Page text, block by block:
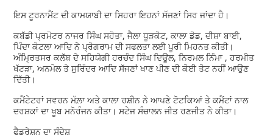
ਇਸ ਟੂਰਨਾਮੈਂਟ ਦੀ ਕਾਮਯਾਬੀ ਦਾ ਸਿਹਰਾ ਇਹਨਾਂ ਸੱਜਣਾਂ ਸਿਰ ਜਾਂਦਾ ਹੈ।
ਕਬੱਡੀ ਪ੍ਰਮੋਟਰ ਨਾਜਰ ਸਿੰਘ ਸਹੋਤਾ, ਜੈਲਾ ਧੂੜਕੋਟ, ਕਾਲਾ ਡੋਡ, ਦੀਸ਼ਾ ਬਾਈ,
ਪਿੰਦਾ ਕੋਟਲਾ ਆਦਿ ਨੇ ਪ੍ਰੋਗਰਾਮ ਦੀ ਸਫਲਤਾ ਲਈ ਪੂਰੀ ਮਿਹਨਤ ਕੀਤੀ।
ਅੰਮ੍ਰਿਤਸਰ ਕਲੱਬ ਦੇ ਸਹਿਯੋਗੀ ਹਰਚੰਦ ਸਿੰਘ ਦਿਊਲ, ਨਿਰਮਲ ਨਿੰਮਾ , ਹਰਮੀਤ
ਖੱਟੜਾ, ਅਨਮੋਲ ਤੇ ਸੁਰਿੰਦਰ ਆਦਿ ਸੱਜਣਾਂ ਖਾਣ ਪੀਣ ਦੀ ਕੋਈ ਤੋਟ ਨਹੀਂ ਆਉਣ
ਦਿੱਤੀ।
ਕਮੈਂਟੇਟਰਾਂ ਸਵਰਨ ਮੱਲ਼ਾ ਅਤੇ ਕਾਲਾ ਰਸ਼ੀਨ ਨੇ ਆਪਣੇ ਟੋਟਕਿਆਂ ਤੇ ਕਮੈਂਟਾਂ ਨਾਲ
ਦਰਸ਼ਕਾਂ ਦਾ ਖੂਬ ਮਨੋਰੰਜਨ ਕੀਤਾ। ਸਟੇਜ ਸੰਚਾਲਨ ਜੀਤ ਰਣਜੀਤ ਨੇ ਕੀਤਾ।
ਫੈਡਰੇਸ਼ਨ ਦਾ ਸੰਦੇਸ਼